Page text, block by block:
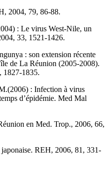
2004, 79, 86-88.
: Le virus West-Nile, un
33, 1521-1426.
: son extension récente
de La Réunion (2005-2008).
1827-1835.
: Infection à virus
d’épidémie. Med Mal
en Med. Trop., 2006, 66,
REH, 2006, 81, 331-